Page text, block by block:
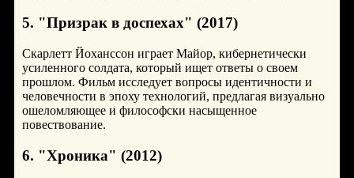
5. "Призрак в доспехах" (2017)
Скарлетт Йоханссон играет Майор, кибернетически
усиленного солдата, который ищет ответы о своем
прошлом. Фильм исследует вопросы идентичности и
человечности в эпоху технологий, предлагая визуально
ошеломляющее и философски насыщенное
повествование.
6. "Хроника" (2012)